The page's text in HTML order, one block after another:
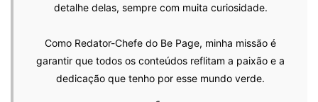
detalhe delas, sempre com muita curiosidade.
Como Redator-Chefe do Be Page, minha missão é
garantir que todos os conteúdos reflitam a paixão e a
dedicação que tenho por esse mundo verde.